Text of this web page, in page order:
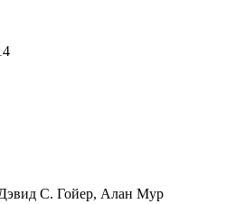
С. Гойер, Алан Мур